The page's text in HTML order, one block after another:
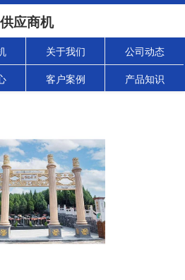
供应商机
关于我们 公司动态
客户案例 产品知识